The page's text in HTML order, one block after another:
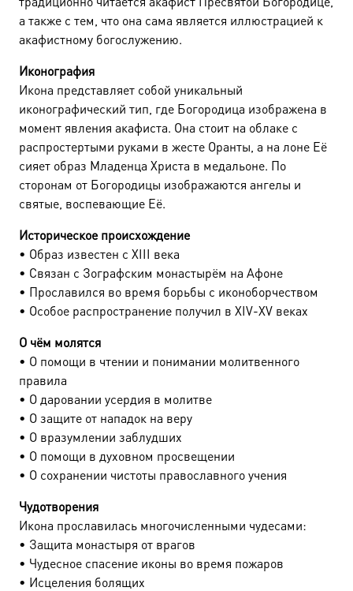
а также с тем, что она сама является иллюстрацией к
акафистному богослужению.
Иконография
Икона представляет собой уникальный
иконографический тип, где Богородица изображена в
момент явления акафиста. Она стоит на облаке с
распростертыми руками в жесте Оранты, а на лоне Её
сияет образ Младенца Христа в медальоне. По
сторонам от Богородицы изображаются ангелы и
святые, воспевающие Её.
Историческое происхождение
• Образ известен с XIII века
• Связан с Зографским монастырём на Афоне
• Прославился во время борьбы с иконоборчеством
• Особое распространение получил в XIV-XV веках
О чём молятся
• О помощи в чтении и понимании молитвенного
правила
• О даровании усердия в молитве
• О защите от нападок на веру
• О вразумлении заблудших
• О помощи в духовном просвещении
• О сохранении чистоты православного учения
Чудотворения
Икона прославилась многочисленными чудесами:
• Защита монастыря от врагов
• Чудесное спасение иконы во время пожаров
• Исцеления болящих